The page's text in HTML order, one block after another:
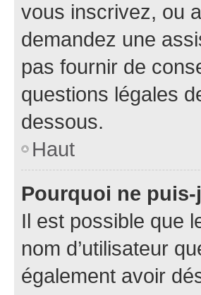
vous inscrivez, ou
demandez une
pas fournir de
questions légales
dessous.
Haut
Pourquoi ne
Il est possible que
nom d’utilisateur
également avoir